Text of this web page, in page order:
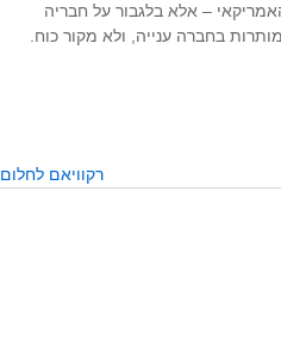
– אלא בלגבור על חבריה
בחברה ענייה, ולא מקור כוח.
רקוויאם לחלום